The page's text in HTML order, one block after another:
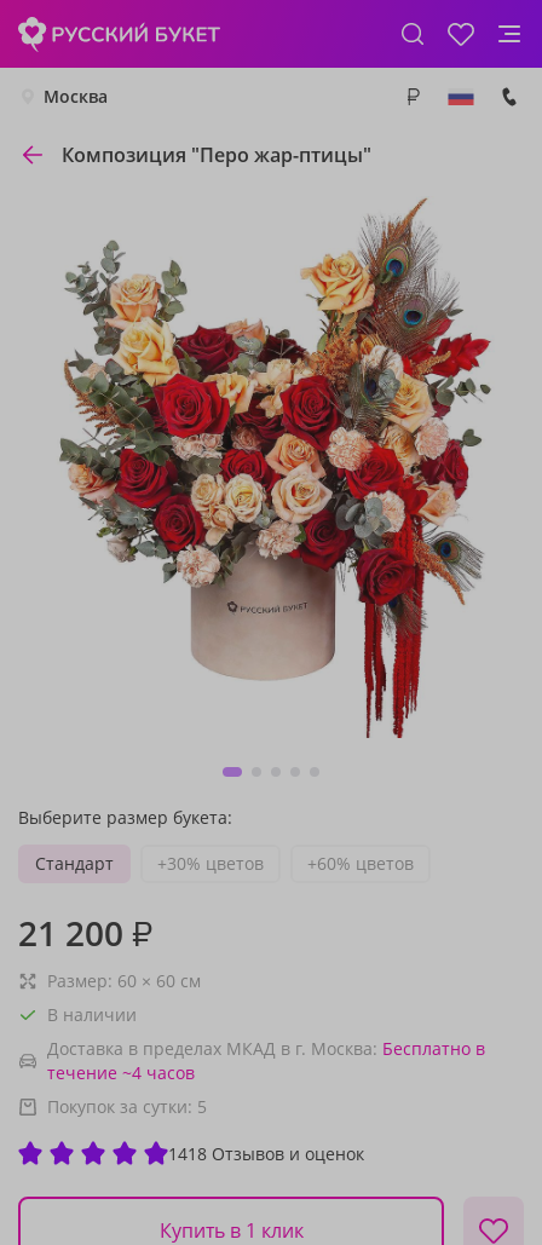
Москва
Композиция "Перо жар-птицы"
Выберите размер букета:
Стандарт
+30% цветов +60% цветов
21 200 ₽
Размер: 60 × 60 см
В наличии
Доставка в пределах МКАД в г. Москва: Бесплатно в
течение ~4 часов
Покупок за сутки: 5
1418 Отзывов и оценок
Купить в 1 клик